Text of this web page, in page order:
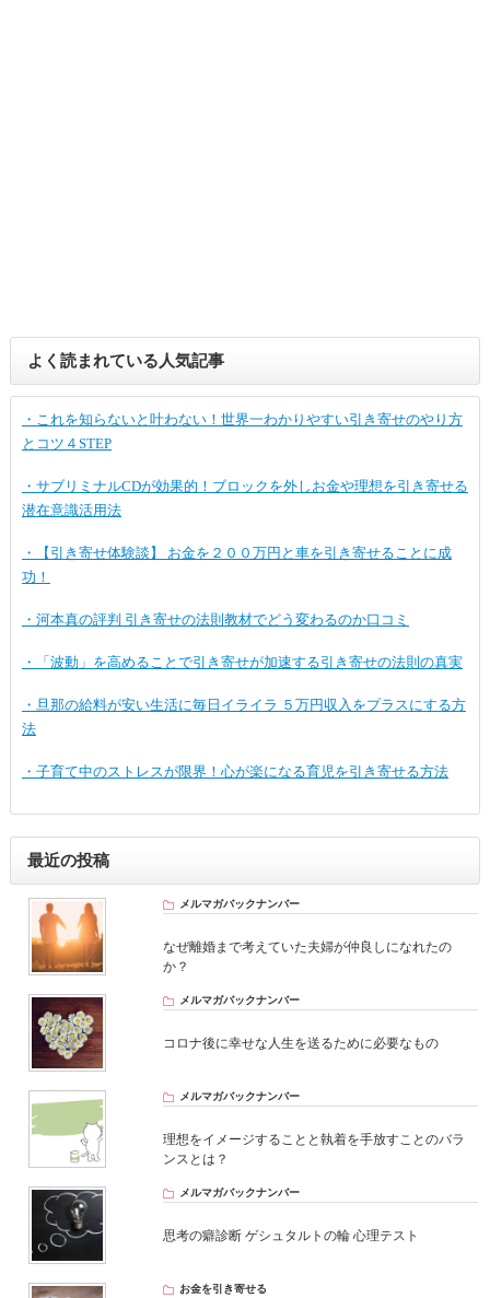
よく読まれている人気記事
・これを知らないと叶わない！世界一わかりやすい引き寄せのやり方
とコツ４STEP
・サブリミナルCDが効果的！ブロックを外しお金や理想を引き寄せる
潜在意識活用法
・【引き寄せ体験談】 お金を２００万円と車を引き寄せることに成
功！
・河本真の評判 引き寄せの法則教材でどう変わるのか口コミ
・「波動」を高めることで引き寄せが加速する引き寄せの法則の真実
・旦那の給料が安い生活に毎日イライラ ５万円収入をプラスにする方
法
・子育て中のストレスが限界！心が楽になる育児を引き寄せる方法
最近の投稿
メルマガバックナンバー
なぜ離婚まで考えていた夫婦が仲良しになれたの
か？
メルマガバックナンバー
コロナ後に幸せな人生を送るために必要なもの
メルマガバックナンバー
理想をイメージすることと執着を手放すことのバラ
ンスとは？
メルマガバックナンバー
思考の癖診断 ゲシュタルトの輪 心理テスト
お金を引き寄せる